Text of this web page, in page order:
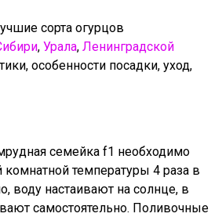
сорта огурцов
,Урала,Ленинградской
особенности посадки, уход,
семейка f1 необходимо
комнатной температуры 4 раза в
воду настаивают на солнце, в
самостоятельно. Поливочные